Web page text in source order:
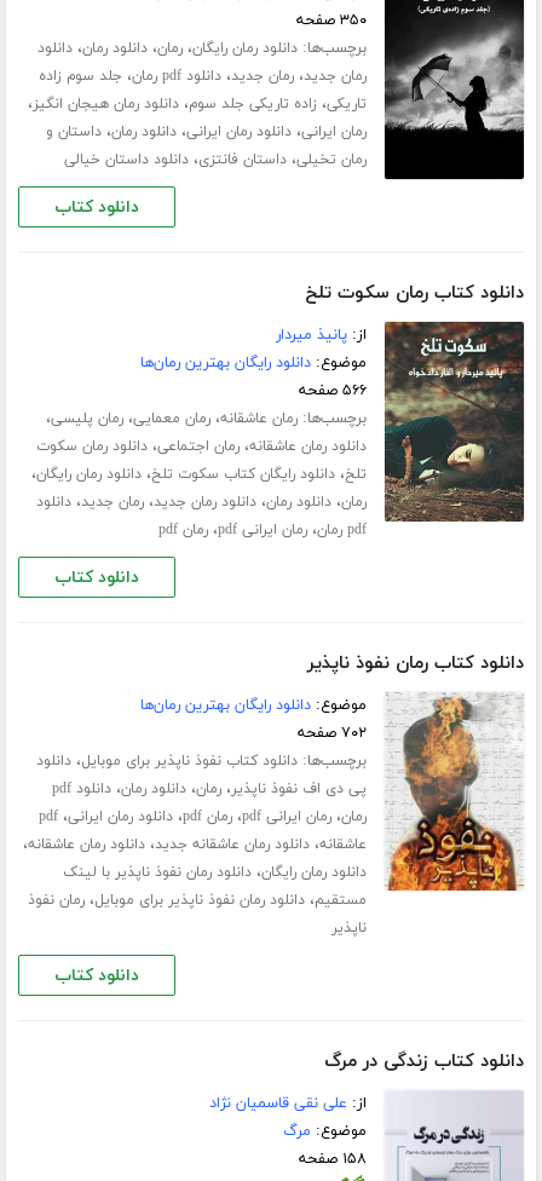
۳۵۰ صفحه
برچسب‌ها:دانلود رمان رایگان،رمان،دانلود رمان،دانلود
رمان جدید،رمان جدید،دانلود pdf رمان ، جلد سوم زاده
تاریکی، زاده تاریکی جلد سوم،دانلود رمان هیجان انگیز،
رمان ایرانی،دانلود رمان ایرانی،دانلود رمان،داستان و
رمان تخیلی،داستان فانتزی،دانلود داستان خیالی
دانلود کتاب
دانلود کتاب رمان سکوت تلخ
از:پانیذ میردار
موضوع:دانلود رایگان بهترین رمان‌ها
۵۶۶ صفحه
برچسب‌ها:رمان عاشقانه،رمان معمایی،رمان پلیسی،
دانلود رمان عاشقانه،رمان اجتماعی،دانلود رمان سکوت
تلخ،دانلود رایگان کتاب سکوت تلخ،دانلود رمان رایگان،
رمان،دانلود رمان،دانلود رمان جدید،رمان جدید،دانلود
pdf رمان
،رمان ایرانی pdf ،رمان pdf
دانلود کتاب
دانلود کتاب رمان نفوذ ناپذیر
موضوع:دانلود رایگان بهترین رمان‌ها
۷۰۲ صفحه
برچسب‌ها:دانلود کتاب نفوذ ناپذیر برای موبایل،دانلود
پی دی اف نفوذ ناپذیر،رمان،دانلود رمان،
دانلود pdf
رمان،رمان ایرانی pdf ،رمان pdf ،دانلود رمان ایرانی،pdf
عاشقانه،دانلود رمان عاشقانه جدید،دانلود رمان عاشقانه،
دانلود رمان رایگان،دانلود رمان نفوذ ناپذیر با لینک
مستقیم،دانلود رمان نفوذ ناپذیر برای موبایل،رمان نفوذ
ناپذیر
دانلود کتاب
دانلود کتاب زندگی در مرگ
از: علی نقی قاسمیان نژاد
موضوع: مرگ
۱۵۸ صفحه